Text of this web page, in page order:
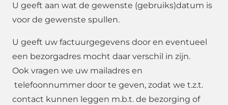
U geeft aan wat de gewenste (gebruiks)datum is
voor de gewenste spullen.
U geeft uw factuurgegevens door en eventueel
een bezorgadres mocht daar verschil in zijn.
Ook vragen we uw mailadres en
telefoonnummer door te geven, zodat we t.z.t.
contact kunnen leggen m.b.t. de bezorging of